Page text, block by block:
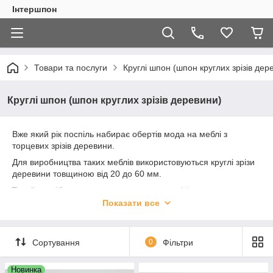
Інтершпон
Товари та послуги Круглі шпон (шпон круглих зрізів
Круглі шпон (шпон круглих зрізів деревини)
Вже який рік поспіль набирає обертів мода на меблі з
торцевих зрізів деревини.
Для виробництва таких меблів використовуються круглі зрізи
деревини товщиною від 20 до 60 мм.
Такий спосіб виготовлення має ряд недоліків:
Велика ціна деревини
Ризик розтріскування стільниць
Ризик деформації стільниць з часом під впливом
вологості
Показати все
Сортування 0 Фільтри
Новинка